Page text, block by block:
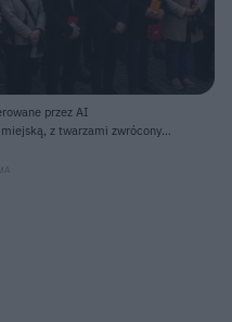
przez AI
z twarzami zwróconymi
z gitarzystami, perkusistą